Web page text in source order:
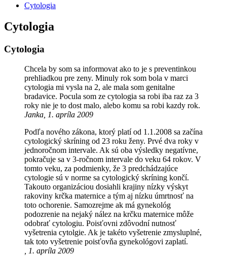
Cytologia
Cytologia
Cytologia
Chcela by som sa informovat ako to je s preventinkou
prehliadkou pre zeny. Minuly rok som bola v marci
cytologia mi vysla na 2, ale mala som genitalne
bradavice. Pocula som ze cytologia sa robi iba raz za 3
roky nie je to dost malo, alebo komu sa robi kazdy rok.
Janka, 1. apríla 2009
Podľa nového zákona, ktorý platí od 1.1.2008 sa začína
cytologický skríning od 23 roku ženy. Prvé dva roky v
jednoročnom intervale. Ak sú oba výsledky negatívne,
pokračuje sa v 3-ročnom intervale do veku 64 rokov. V
tomto veku, za podmienky, že 3 predchádzajúce
cytologie sú v norme sa cytologický skríning končí.
Takouto organizáciou dosiahli krajiny nízky výskyt
rakoviny krčka maternice a tým aj nízku úmrtnosť na
toto ochorenie. Samozrejme ak má gynekológ
podozrenie na nejaký nález na krčku maternice môže
odobrať cytologiu. Poisťovni zdôvodní nutnosť
vyšetrenia cytolgie. Ak je takéto vyšetrenie zmysluplné,
tak toto vyšetrenie poisťovňa gynekológovi zaplatí.
, 1. apríla 2009